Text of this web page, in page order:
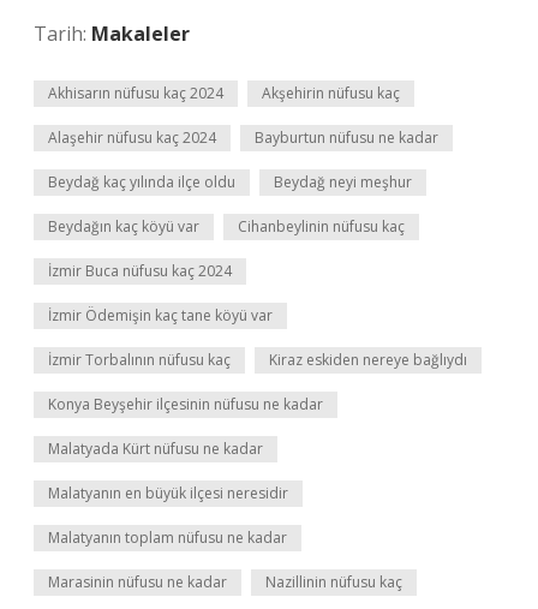
Tarih: Makaleler
Akhisarın nüfusu kaç 2024 Akşehirin nüfusu kaç
Alaşehir nüfusu kaç 2024 Bayburtun nüfusu ne kadar
Beydağ kaç yılında ilçe oldu Beydağ neyi meşhur
Beydağın kaç köyü var Cihanbeylinin nüfusu kaç
İzmir Buca nüfusu kaç 2024
İzmir Ödemişin kaç tane köyü var
İzmir Torbalının nüfusu kaç Kiraz eskiden nereye bağlıydı
Konya Beyşehir ilçesinin nüfusu ne kadar
Malatyada Kürt nüfusu ne kadar
Malatyanın en büyük ilçesi neresidir
Malatyanın toplam nüfusu ne kadar
Marasinin nüfusu ne kadar Nazillinin nüfusu kaç